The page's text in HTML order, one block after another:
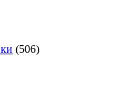
(506)